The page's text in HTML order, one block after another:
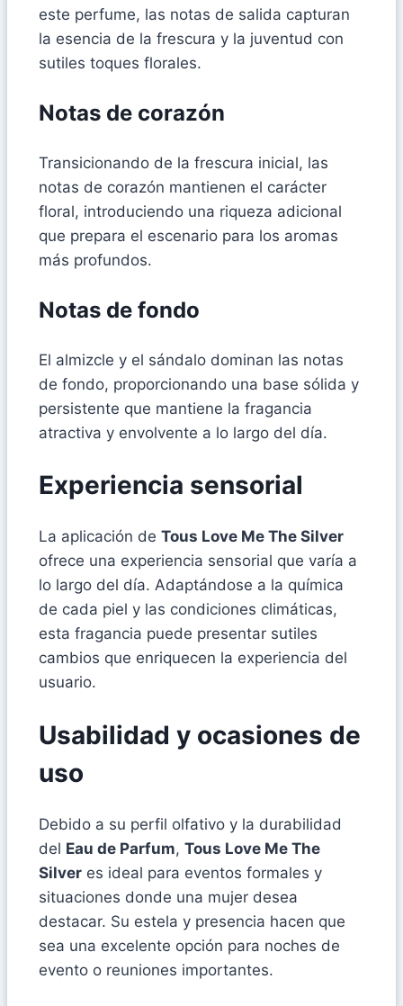
este perfume, las notas de salida capturan
la esencia de la frescura y la juventud con
sutiles toques florales.
Notas de corazón
Transicionando de la frescura inicial, las
notas de corazón mantienen el carácter
floral, introduciendo una riqueza adicional
que prepara el escenario para los aromas
más profundos.
Notas de fondo
El almizcle y el sándalo dominan las notas
de fondo, proporcionando una base sólida y
persistente que mantiene la fragancia
atractiva y envolvente a lo largo del día.
Experiencia sensorial
La aplicación de Tous Love Me The Silver
ofrece una experiencia sensorial que varía a
lo largo del día. Adaptándose a la química
de cada piel y las condiciones climáticas,
esta fragancia puede presentar sutiles
cambios que enriquecen la experiencia del
usuario.
Usabilidad y ocasiones de
uso
Debido a su perfil olfativo y la durabilidad
del Eau de Parfum, Tous Love Me The
Silver es ideal para eventos formales y
situaciones donde una mujer desea
destacar. Su estela y presencia hacen que
sea una excelente opción para noches de
evento o reuniones importantes.